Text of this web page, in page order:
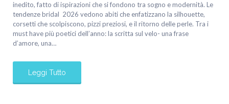
inedito, fatto di ispirazioni che si fondono tra sogno e modernità. Le
tendenze bridal 2026 vedono abiti che enfatizzano la silhouette,
corsetti che scolpiscono, pizzi preziosi, e il ritorno delle perle. Tra i
must have più poetici dell’anno: la scritta sul velo- una frase
d’amore, una…
Leggi Tutto